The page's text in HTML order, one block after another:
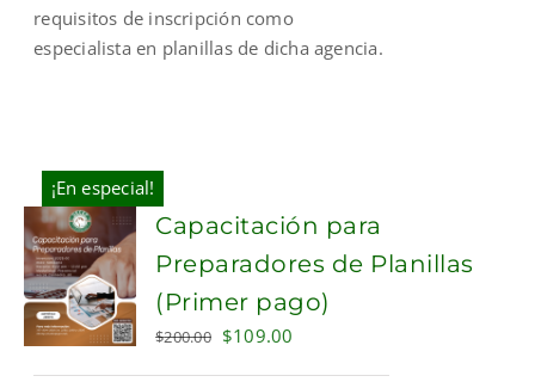
requisitos de inscripción como
especialista en planillas de dicha agencia.
¡En especial!
ADD TO
CART
Capacitación para
Preparadores de Planillas
(Primer pago)
$200.00 Original
$109.00